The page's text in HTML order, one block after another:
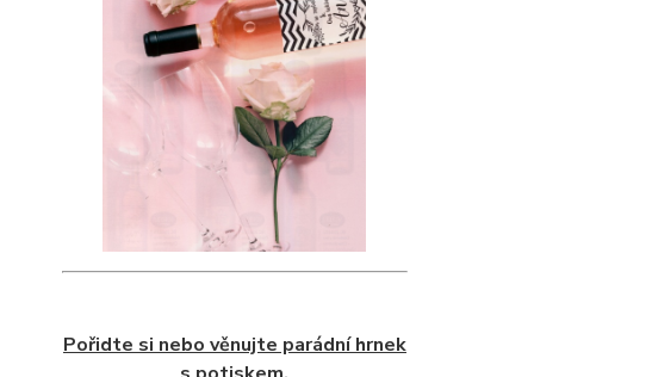
Pořidte si nebo věnujte parádní hrnek